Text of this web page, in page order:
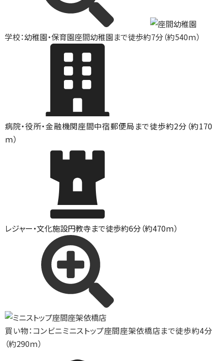
学校：幼稚園・保育園座間幼稚園まで徒歩約7分（約540ｍ）
病院・役所・金融機関座間中宿郵便局まで徒歩約2分（約170
ｍ）
レジャー・文化施設円教寺まで徒歩約6分（約470ｍ）
買い物：コンビニミニストップ座間座架依橋店まで徒歩約4分
（約290ｍ）